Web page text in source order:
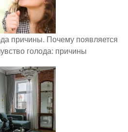
причины. Почему появляется
голода: причины